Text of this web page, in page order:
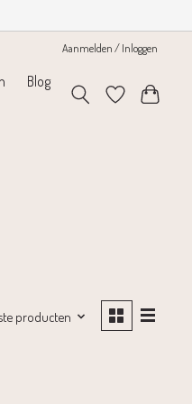
Aanmelden / Inloggen
Blog
producten